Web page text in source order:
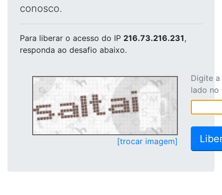
conosco.
Para liberar o acesso do IP 216.73.216.231,
responda ao desafio abaixo.
[trocar imagem]
Digite
lado no